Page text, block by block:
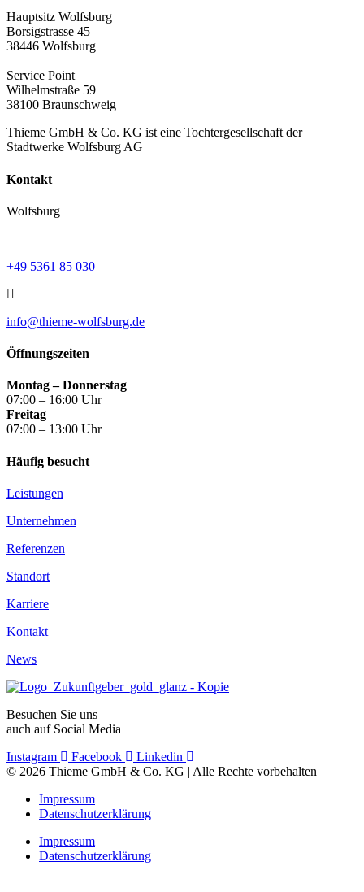
Hauptsitz Wolfsburg
Borsigstrasse 45
38446 Wolfsburg
Service Point
Wilhelmstraße 59
38100 Braunschweig
Thieme GmbH & Co. KG ist eine Tochtergesellschaft der
Stadtwerke Wolfsburg AG
Kontakt
Wolfsburg
+49 5361 85 030
info@thieme-wolfsburg.de
Öffnungszeiten
Montag – Donnerstag
07:00 – 16:00 Uhr
Freitag
07:00 – 13:00 Uhr
Häufig besucht
Leistungen
Unternehmen
Referenzen
Standort
Karriere
Kontakt
News
Besuchen Sie uns
auch auf Social Media
Instagram
Facebook
Linkedin
© 2026 Thieme GmbH & Co. KG | Alle Rechte vorbehalten
Impressum
Datenschutzerklärung
Impressum
Datenschutzerklärung